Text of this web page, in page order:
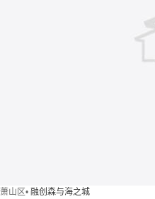
萧山区• 融创森与海之城